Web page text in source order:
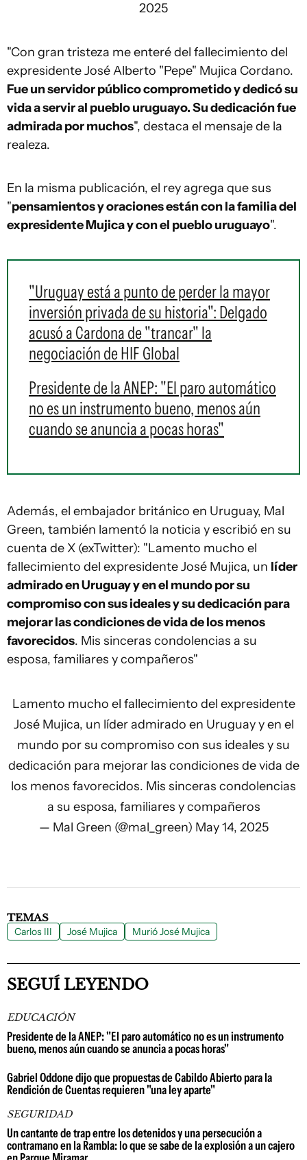
2025
"Con gran tristeza me enteré del fallecimiento del
expresidente José Alberto "Pepe" Mujica Cordano.
Fue un servidor público comprometido y dedicó su
vida a servir al pueblo uruguayo. Su dedicación fue
admirada por muchos", destaca el mensaje de la
realeza.
En la misma publicación, el rey agrega que sus
"pensamientos y oraciones están con la familia del
expresidente Mujica y con el pueblo uruguayo".
"Uruguay está a punto de perder la mayor
inversión privada de su historia": Delgado
acusó a Cardona de "trancar" la
negociación de HIF Global
Presidente de la ANEP: "El paro automático
no es un instrumento bueno, menos aún
cuando se anuncia a pocas horas"
Además, el embajador británico en Uruguay, Mal
Green, también lamentó la noticia y escribió en su
cuenta de X (exTwitter): "Lamento mucho el
fallecimiento del expresidente José Mujica, un líder
admirado en Uruguay y en el mundo por su
compromiso con sus ideales y su dedicación para
mejorar las condiciones de vida de los menos
favorecidos. Mis sinceras condolencias a su
esposa, familiares y compañeros"
Lamento mucho el fallecimiento del expresidente
José Mujica, un líder admirado en Uruguay y en el
mundo por su compromiso con sus ideales y su
dedicación para mejorar las condiciones de vida de
los menos favorecidos. Mis sinceras condolencias
a su esposa, familiares y compañeros
— Mal Green (@mal_green) May 14, 2025
TEMAS
Carlos III José Mujica Murió José Mujica
SEGUÍ LEYENDO
EDUCACIÓN
Presidente de la ANEP: "El paro automático no es un instrumento
bueno, menos aún cuando se anuncia a pocas horas"
Gabriel Oddone dijo que propuestas de Cabildo Abierto para la
Rendición de Cuentas requieren "una ley aparte"
SEGURIDAD
Un cantante de trap entre los detenidos y una persecución a
contramano en la Rambla: lo que se sabe de la explosión a un cajero